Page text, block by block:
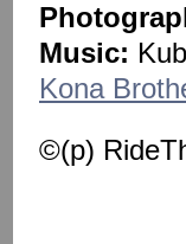
Music:
Kona
©(p)